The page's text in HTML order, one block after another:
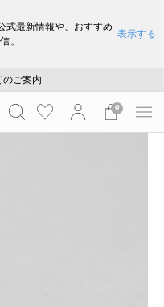
式最新情報や、おすすめ
。
表示する
内届け状況について
ご案内
>>
内届け状況について
0